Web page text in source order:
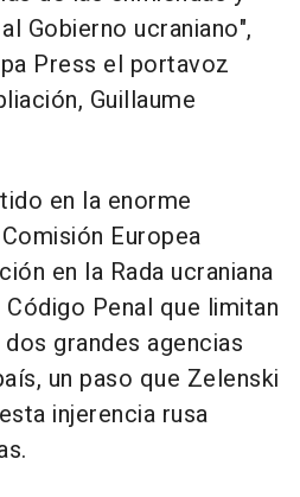
Gobierno ucraniano",
Press el portavoz
Guillaume
en la enorme
Europea
en la Rada ucraniana
Penal que limitan
grandes agencias
un paso que Zelenski
injerencia rusa